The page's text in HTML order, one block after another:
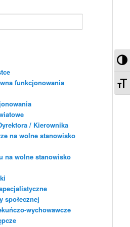
funkcjonowania
/ Kierownika
na wolne stanowisko
na wolne stanowisko
społecznej
wychowawcze